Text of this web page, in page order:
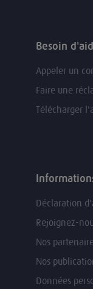
Besoin
Appeler un
Faire une
Télécharger
Déclaration
Rejoignez-
Nos
Nos
Données